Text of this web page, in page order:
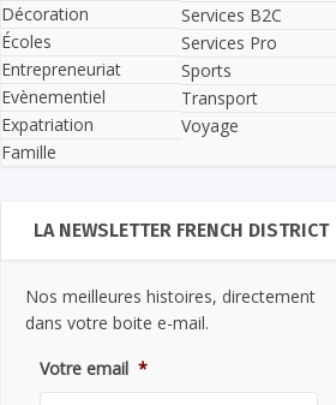
Décoration
Écoles
Entrepreneuriat
Evènementiel
Expatriation
Famille
Services B2C
Services Pro
Sports
Transport
Voyage
LA NEWSLETTER FRENCH DISTRICT
Nos meilleures histoires, directement
dans votre boite e-mail.
Votre email *